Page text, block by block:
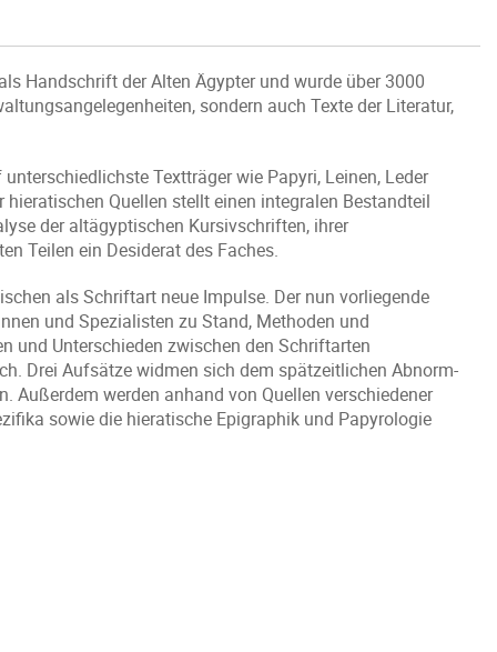
Handschrift der Alten Ägypter und wurde über 3000
sondern auch Texte der Literatur,
Textträger wie Papyri, Leinen, Leder
Quellen stellt einen integralen Bestandteil
der altägyptischen Kursivschriften, ihrer
Teilen ein Desiderat des Faches.
als Schriftart neue Impulse. Der nun vorliegende
und Spezialisten zu Stand, Methoden und
und Unterschieden zwischen den Schriftarten
Drei Aufsätze widmen sich dem spätzeitlichen Abnorm-
Außerdem werden anhand von Quellen verschiedener
sowie die hieratische Epigraphik und Papyrologie